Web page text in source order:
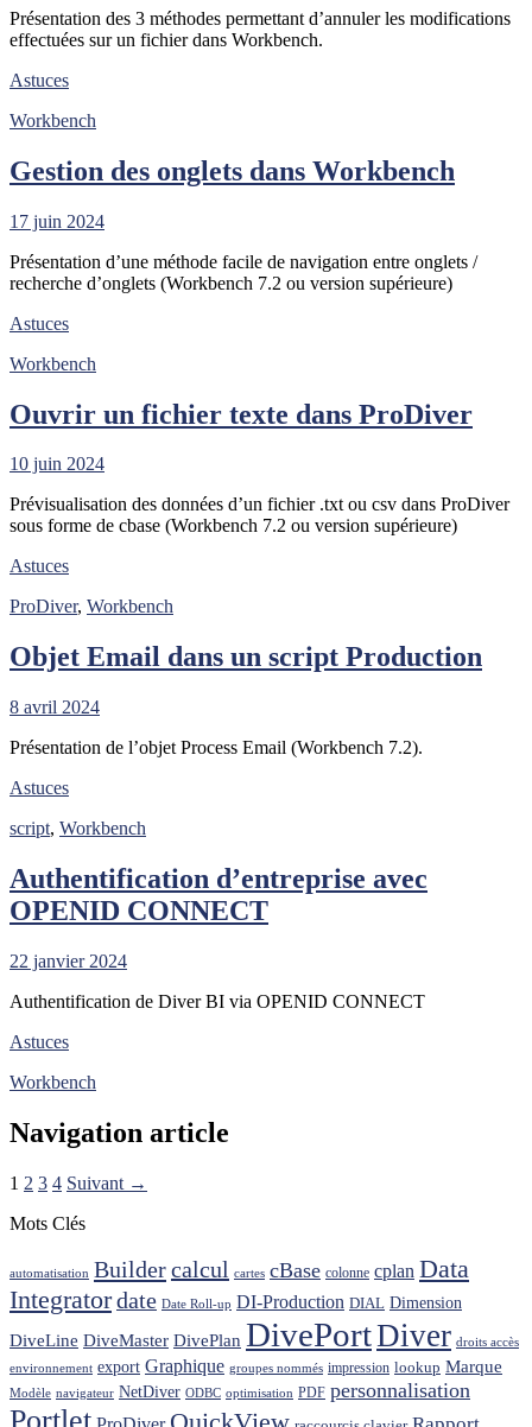
Présentation des 3 méthodes permettant d’annuler les modifications
effectuées sur un fichier dans Workbench.
Astuces
Workbench
Gestion des onglets dans Workbench
17 juin 2024
Présentation d’une méthode facile de navigation entre onglets /
recherche d’onglets (Workbench 7.2 ou version supérieure)
Astuces
Workbench
Ouvrir un fichier texte dans ProDiver
10 juin 2024
Prévisualisation des données d’un fichier .txt ou csv dans ProDiver
sous forme de cbase (Workbench 7.2 ou version supérieure)
Astuces
ProDiver, Workbench
Objet Email dans un script Production
8 avril 2024
Présentation de l’objet Process Email (Workbench 7.2).
Astuces
script, Workbench
Authentification d’entreprise avec
OPENID CONNECT
22 janvier 2024
Authentification de Diver BI via OPENID CONNECT
Astuces
Workbench
Navigation article
1 2 3 4 Suivant →
Mots Clés
automatisation Buildercalcul cartes cBase colonne cplan Data
Integratordate Date Roll-up DI-Production DIAL Dimension
DiveLine DiveMaster DivePlan DivePortDiver droits accès
environnement export Graphique groupes nommés impression lookup Marque
Modèle navigateur NetDiver ODBC optimisation PDF personnalisation